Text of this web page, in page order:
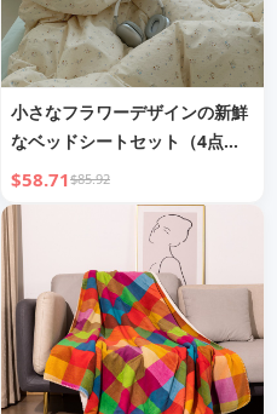
小さなフラワーデザインの新鮮
なベッドシートセット（4点セ
ット）
$58.71$85.92